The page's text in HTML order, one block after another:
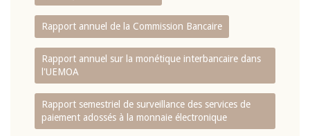
Rapport annuel de la Commission Bancaire
Rapport annuel sur la monétique interbancaire dans
l'UEMOA
Rapport semestriel de surveillance des services de
paiement adossés à la monnaie électronique